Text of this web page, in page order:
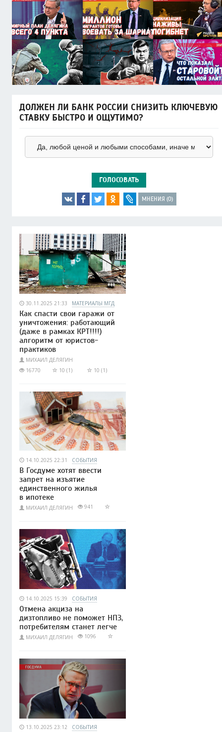
ДОЛЖЕН ЛИ БАНК РОССИИ СНИЗИТЬ КЛЮЧЕВУЮ
СТАВКУ БЫСТРО И ОЩУТИМО?
ГОЛОСОВАТЬ
МНЕНИЯ (0)
30.11.2025 21:33 МАТЕРИАЛЫ МГД
Как спасти свои гаражи от
уничтожения: работающий
(даже в рамках КРТ!!!!)
алгоритм от юристов-
практиков
МИХАИЛ ДЕЛЯГИН
16770
10 (1) 10 (1)
14.10.2025 22:31 СОБЫТИЯ
В Госдуме хотят ввести
запрет на изъятие
единственного жилья
в ипотеке
МИХАИЛ ДЕЛЯГИН 941
14.10.2025 15:39 СОБЫТИЯ
Отмена акциза на
дизтопливо не поможет НПЗ,
потребителям станет легче
МИХАИЛ ДЕЛЯГИН 1096
13.10.2025 23:12 СОБЫТИЯ